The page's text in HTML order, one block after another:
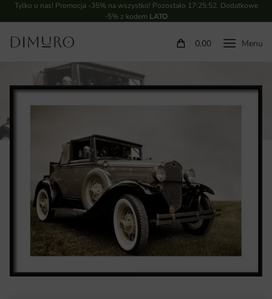
Tylko u nas! Promocja -35% na wszystko! Pozostało 17:25:51. Dodatkowe
-5% z kodem LATO
0.00